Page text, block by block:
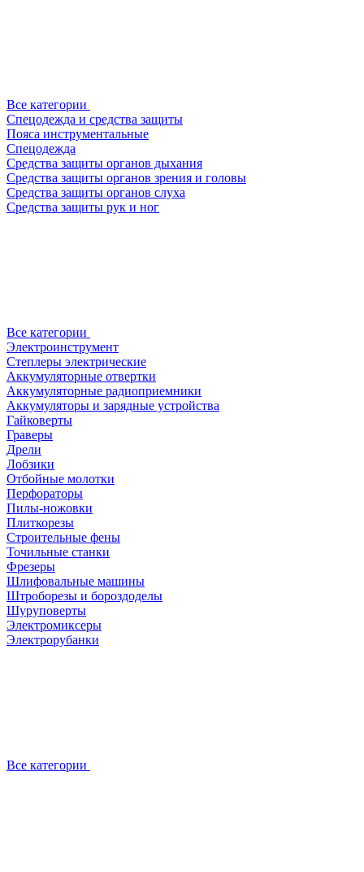
Все категории
Спецодежда и средства защиты
Пояса инструментальные
Спецодежда
Средства защиты органов дыхания
Средства защиты органов зрения и головы
Средства защиты органов слуха
Средства защиты рук и ног
Все категории
Электроинструмент
Степлеры электрические
Аккумуляторные отвертки
Аккумуляторные радиоприемники
Аккумуляторы и зарядные устройства
Гайковерты
Граверы
Дрели
Лобзики
Отбойные молотки
Перфораторы
Пилы-ножовки
Плиткорезы
Строительные фены
Точильные станки
Фрезеры
Шлифовальные машины
Штроборезы и бороздоделы
Шуруповерты
Электромиксеры
Электрорубанки
Все категории